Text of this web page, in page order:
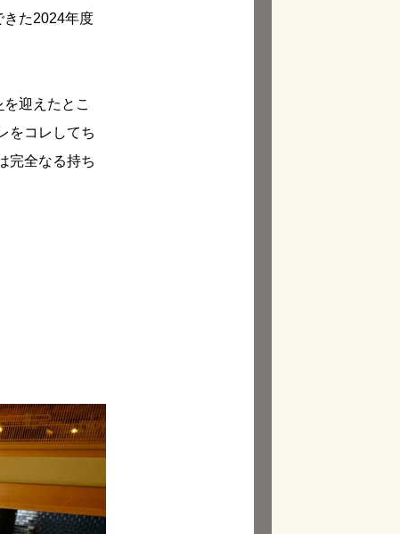
きた2024年度
を迎えたとこ
をコレしてち
完全なる持ち